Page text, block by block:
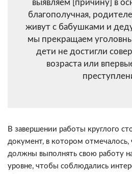
выявляем [причину] в
благополучная,
живут с бабушками и
мы прекращаем
дети не достигли
возраста или
В завершении работы круглого
документ, в котором отмечалось,
должны выполнять свою работу
уровне, чтобы соблюдались